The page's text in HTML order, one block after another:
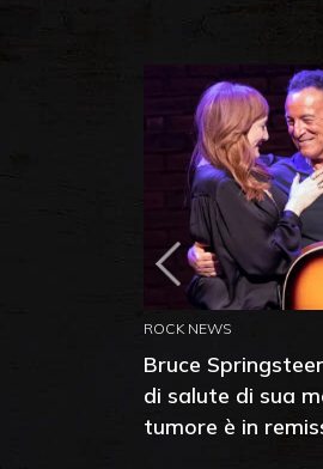
ROCK NEWS
Bruce
di salute di sua
tumore è in